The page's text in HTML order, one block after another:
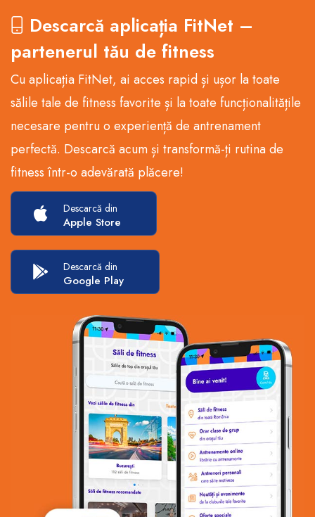
Descarcă aplicația FitNet –
partenerul tău de fitness
Cu aplicația FitNet, ai acces rapid și ușor la toate
sălile tale de fitness favorite și la toate funcționalitățile
necesare pentru o experiență de antrenament
perfectă. Descarcă acum și transformă-ți rutina de
fitness într-o adevărată plăcere!
Descarcă din
Apple Store
Descarcă din
Google Play